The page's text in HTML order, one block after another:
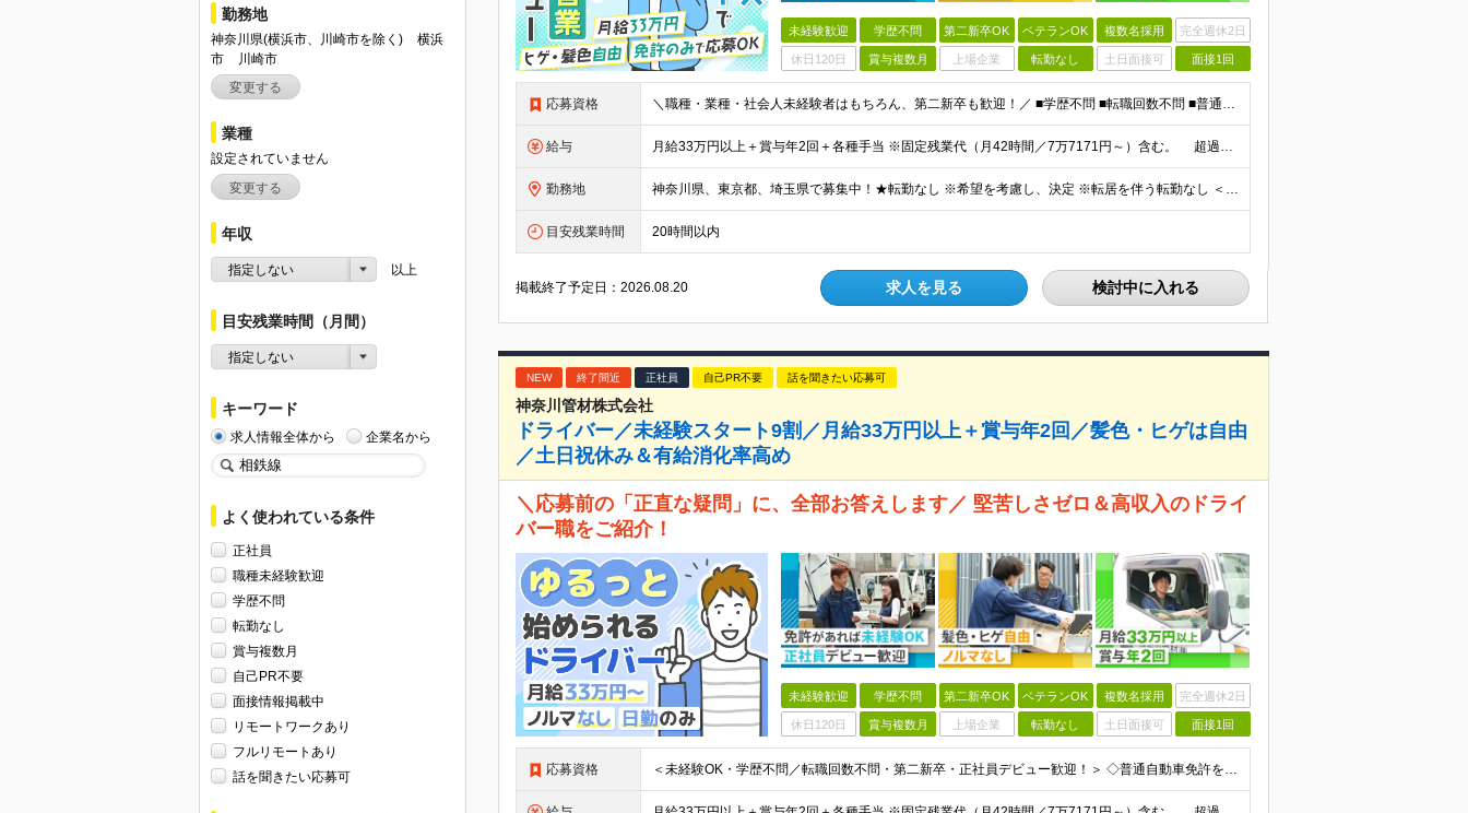
勤務地
神奈川県(横浜市、川崎市を除く)
横浜
市
川崎市
変更する
業種
設定されていません
変更する
年収
指定しない 以上
目安残業時間（月間）
指定しない
キーワード
求人情報全体から 企業名から
よく使われている条件
正社員
職種未経験歓迎
学歴不問
転勤なし
賞与複数月
自己PR不要
面接情報掲載中
リモートワークあり
フルリモートあり
話を聞きたい応募可
未経験歓迎 学歴不問 第二新卒OK ベテランOK 複数名採用 完全週休2日
休日120日 賞与複数月 上場企業 転勤なし 土日面接可 面接1回
応募資格 ＼職種・業種・社会人未経験者はもちろん、第二新卒も歓迎！／ ■学歴不問 ■転職回数不問 ■普通自動車免許をお持ちの方
給与 月給33万円以上＋賞与年2回＋各種手当 ※固定残業代（月42時間／7万7171円～）含む。 超過分は別途全額支給します。 ※試用期間（6ヶ月）があります。 その間の給与・待遇に差異はありません。
勤務地 神奈川県、東京都、埼玉県で募集中！★転勤なし ※希望を考慮し、決定 ※転居を伴う転勤なし ＜神奈川＞ ■横浜本社：横浜市西区久保町27-19 ■港南営業所：横浜市港南区日野中央1-15-2 ■平塚営
目安残業時間 20時間以内
掲載終了予定日：2026.08.20 求人を見る 検討中に入れる
NEW 終了間近 正社員 自己PR不要 話を聞きたい応募可
神奈川管材株式会社
ドライバー／未経験スタート9割／月給33万円以上＋賞与年2回／髪色・ヒゲは自由
／土日祝休み＆有給消化率高め
＼応募前の「正直な疑問」に、全部お答えします／ 堅苦しさゼロ＆高収入のドライ
バー職をご紹介！
未経験歓迎 学歴不問 第二新卒OK ベテランOK 複数名採用 完全週休2日
休日120日 賞与複数月 上場企業 転勤なし 土日面接可 面接1回
応募資格 ＜未経験OK・学歴不問／転職回数不問・第二新卒・正社員デビュー歓迎！＞ ◇普通自動車免許をお持ちの方 ※配送は普通免許で運転できる小型トラックで主に行います。